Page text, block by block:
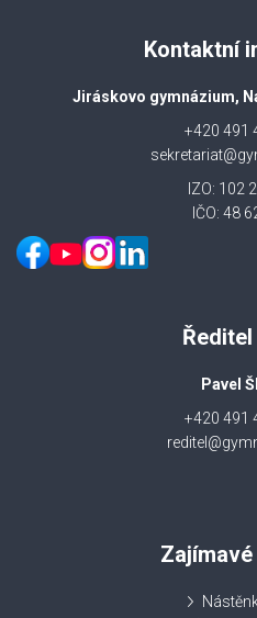
Kontaktní
Jiráskovo gymnázium,
+420 491
IZO: 102
IČO: 48
Pavel
+420 491